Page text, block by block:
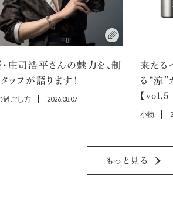
庄司浩平さんの魅力を、制
ッフが語ります！
過ごし方 2026.08.07
来たる
る“涼”
【vol.5
小物
もっと見る